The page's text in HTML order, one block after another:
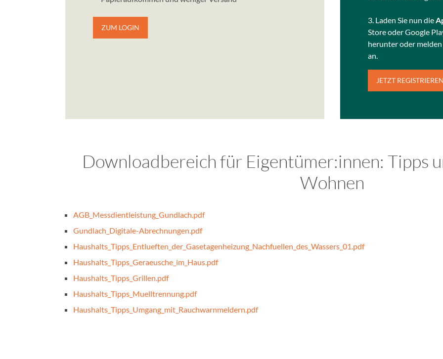
ZUM LOGIN
3. Laden Sie nun die
Store oder Google
herunter oder
an.
JETZT REGISTRIEREN
Downloadbereich für Eigentümer:innen: Tipps
Wohnen
AGB_Messdientleistung_Gundlach.pdf
Gundlach_Digitale-Abrechnungen.pdf
Haushalts_Tipps_Entlueften_der_Gasetagenheizung_Nachfuellen_des_Wassers_01.pdf
Haushalts_Tipps_Geraeusche_im_Haus.pdf
Haushalts_Tipps_Grillen.pdf
Haushalts_Tipps_Muelltrennung.pdf
Haushalts_Tipps_Umgang_mit_Rauchwarnmeldern.pdf